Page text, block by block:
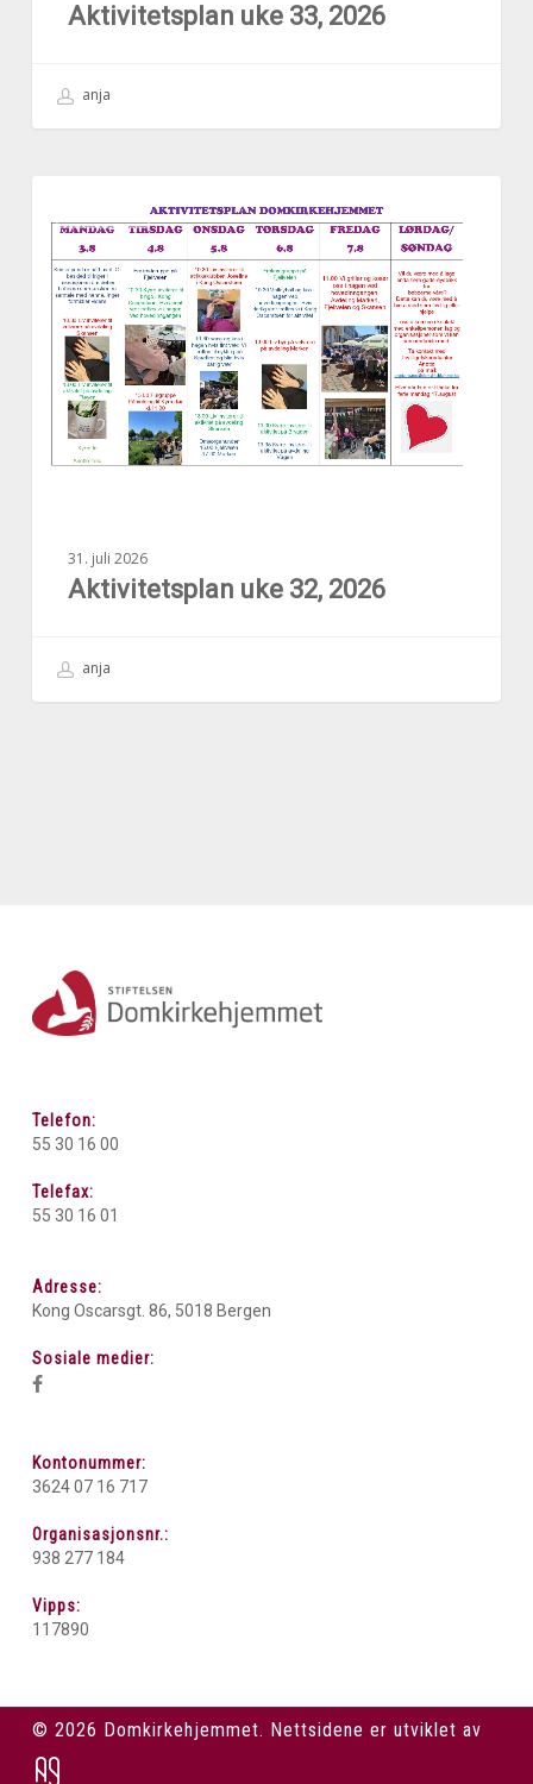
Aktivitetsplan uke 33, 2026
anja
uke
2026
31. juli 2026
Aktivitetsplan uke 32, 2026
anja
Telefon:
55 30 16 00
Telefax:
55 30 16 01
Adresse:
Kong Oscarsgt. 86, 5018 Bergen
Sosiale medier:
Kontonummer:
3624 07 16 717
Organisasjonsnr.:
938 277 184
Vipps:
117890
© 2026 Domkirkehjemmet. Nettsidene er utviklet av